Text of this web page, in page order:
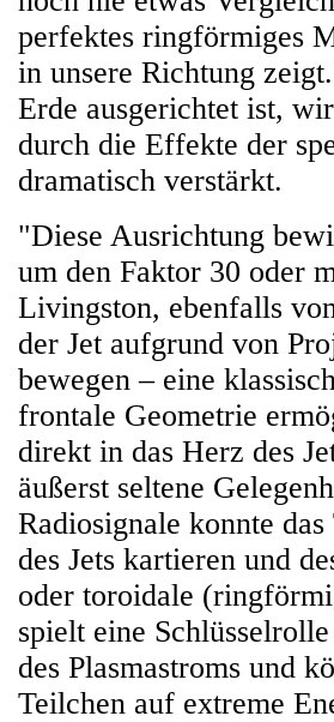
perfektes ringförmiges
in unsere Richtung
Erde ausgerichtet ist,
durch die Effekte der
dramatisch verstärkt.
"Diese Ausrichtung
um den Faktor 30 oder
Livingston, ebenfalls
der Jet aufgrund von
bewegen – eine
frontale Geometrie
direkt in das Herz des
äußerst seltene
Radiosignale konnte
des Jets kartieren und
oder toroidale
spielt eine
des Plasmastroms und
Teilchen auf extreme